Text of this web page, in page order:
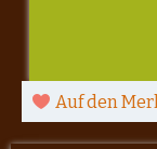
Auf den